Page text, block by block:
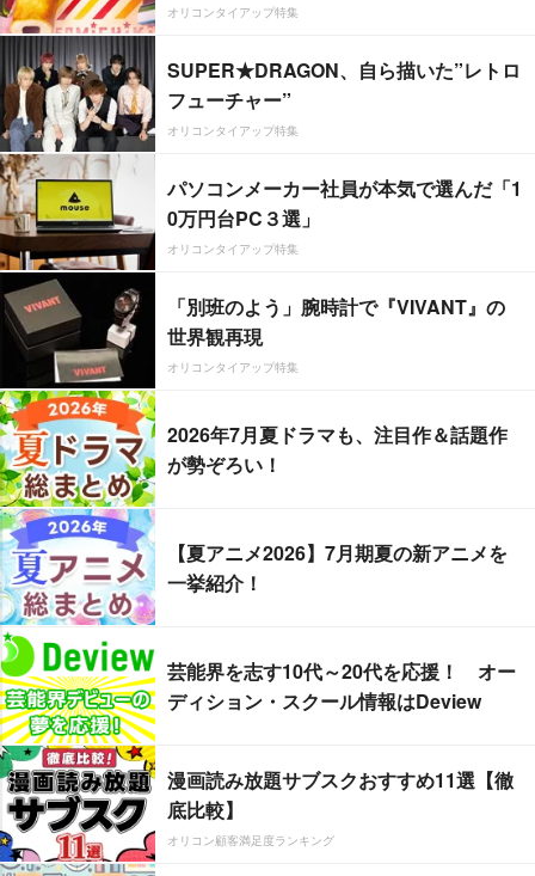
オリコンタイアップ特集
SUPER★DRAGON、自ら描いた”レトロ
フューチャー”
オリコンタイアップ特集
パソコンメーカー社員が本気で選んだ「1
0万円台PC３選」
オリコンタイアップ特集
「別班のよう」腕時計で『VIVANT』の
世界観再現
オリコンタイアップ特集
2026年7月夏ドラマも、注目作＆話題作
が勢ぞろい！
【夏アニメ2026】7月期夏の新アニメを
一挙紹介！
芸能界を志す10代～20代を応援！ オー
ディション・スクール情報はDeview
漫画読み放題サブスクおすすめ11選【徹
底比較】
オリコン顧客満足度ランキング